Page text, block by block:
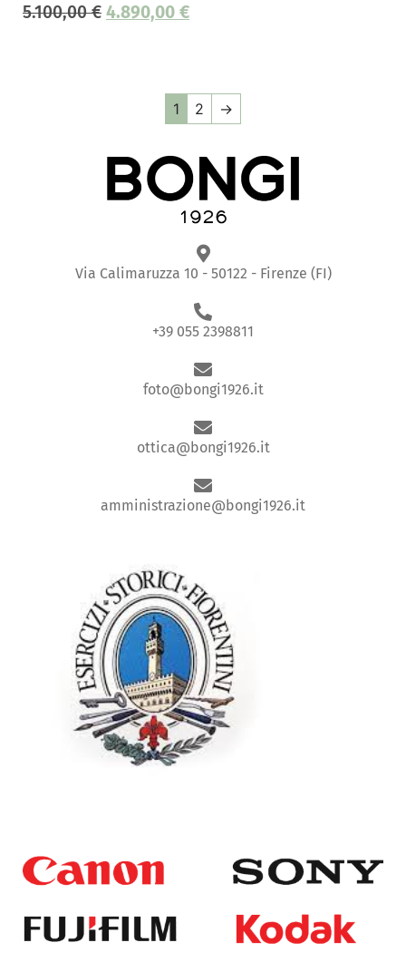
5.100,00€ 4.890,00 €
1 2 →
Via Calimaruzza 10 - 50122 - Firenze (FI)
+39 055 2398811
foto@bongi1926.it
ottica@bongi1926.it
amministrazione@bongi1926.it